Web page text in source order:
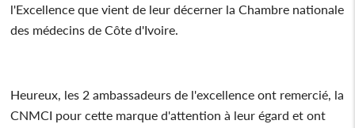
l'Excellence que vient de leur décerner la Chambre nationale
des médecins de Côte d'Ivoire.
Heureux, les 2 ambassadeurs de l'excellence ont remercié, la
CNMCI pour cette marque d'attention à leur égard et ont